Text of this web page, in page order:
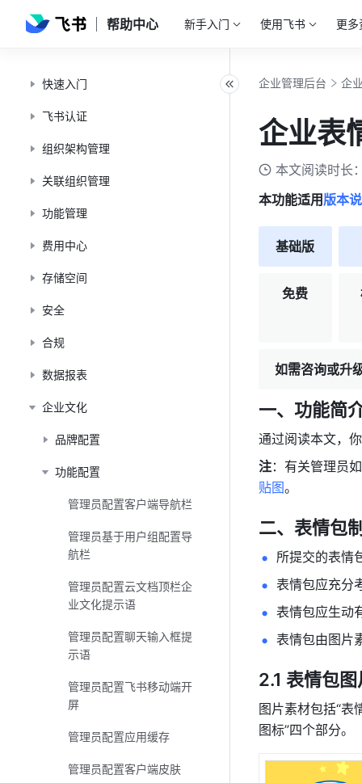
帮助中心 新手入门 使用飞书 更多
快速入门
飞书认证
组织架构管理
关联组织管理
功能管理
费用中心
存储空间
安全
合规
数据报表
企业文化
品牌配置
功能配置
管理员配置客户端导航栏
管理员基于用户组配置导
航栏
管理员配置云文档顶栏企
业文化提示语
管理员配置聊天输入框提
示语
管理员配置飞书移动端开
屏
管理员配置应用缓存
管理员配置客户端皮肤
企业管理后台 企
企业表
本文阅读时长
本功能适用 版本
基础版
免费
如需咨询或升
一、功能简
通过阅读本文，
注：有关管理员
贴图。
二、表情包
所提交的表情
表情包应充分
表情包应生动
表情包由图片
2.1 表情包
图片素材包括“表
图标”四个部分。